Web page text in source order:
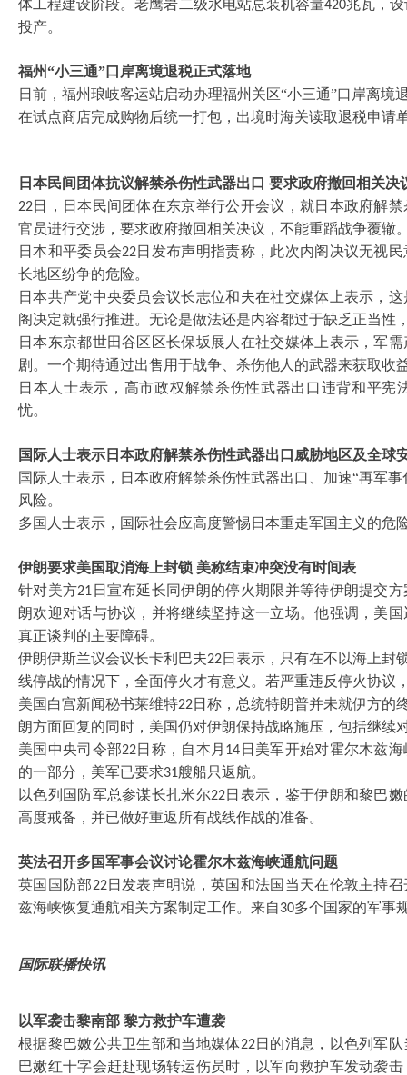
体工程建设阶段。老鹰岩二级水电站总装机容量420兆瓦，
投产。
福州“小三通”口岸离境退税正式落地
日前，福州琅岐客运站启动办理福州关区“小三通”口岸离境
在试点商店完成购物后统一打包，出境时海关读取退税申请
日本民间团体抗议解禁杀伤性武器出口 要求政府撤回相关决
22日，日本民间团体在东京举行公开会议，就日本政府解
官员进行交涉，要求政府撤回相关决议，不能重蹈战争覆辙
日本和平委员会22日发布声明指责称，此次内阁决议无视
长地区纷争的危险。
日本共产党中央委员会议长志位和夫在社交媒体上表示，
阁决定就强行推进。无论是做法还是内容都过于缺乏正当性
日本东京都世田谷区区长保坂展人在社交媒体上表示，军
剧。一个期待通过出售用于战争、杀伤他人的武器来获取收
日本人士表示，高市政权解禁杀伤性武器出口违背和平
忧。
国际人士表示日本政府解禁杀伤性武器出口威胁地区及全球
国际人士表示，日本政府解禁杀伤性武器出口、加速“再军
风险。
多国人士表示，国际社会应高度警惕日本重走军国主义的危
伊朗要求美国取消海上封锁 美称结束冲突没有时间表
针对美方21 日宣布延长同伊朗的停火期限并等待伊朗提交
朗欢迎对话与协议，并将继续坚持这一立场。他强调，美
真正谈判的主要障碍。
伊朗伊斯兰议会议长卡利巴夫22日表示，只有在不以海上封
线停战的情况下，全面停火才有意义。若严重违反停火协议
美国白宫新闻秘书莱维特22日称，总统特朗普并未就伊方的
朗方面回复的同时，美国仍对伊朗保持战略施压，包括继续
美国中央司令部22日称，自本月 14 日美军开始对霍尔木兹
的一部分，美军已要求31艘船只返航。
以色列国防军总参谋长扎米尔22日表示，鉴于伊朗和黎巴
高度戒备，并已做好重返所有战线作战的准备。
英法召开多国军事会议讨论霍尔木兹海峡通航问题
英国国防部22日发表声明说，英国和法国当天在伦敦主持
兹海峡恢复通航相关方案制定工作。来自30多个国家的军事
国际联播快讯
以军袭击黎南部 黎方救护车遭袭
根据黎巴嫩公共卫生部和当地媒体22日的消息，以色列军
巴嫩红十字会赶赴现场转运伤员时，以军向救护车发动袭